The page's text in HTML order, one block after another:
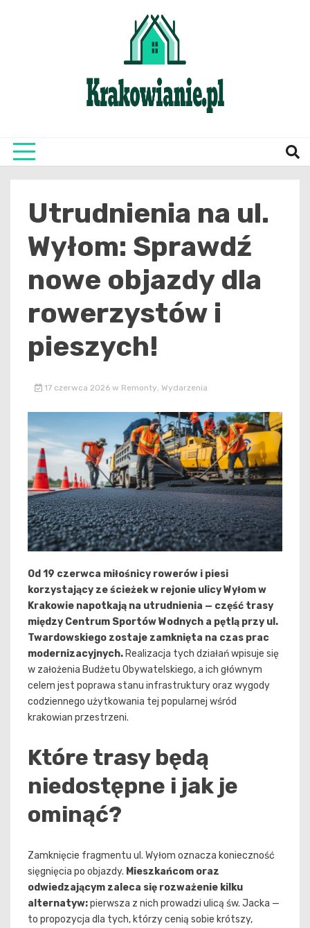
Utrudnienia na ul.
Wyłom: Sprawdź
nowe objazdy dla
rowerzystów i
pieszych!
17 czerwca 2026 w Remonty, Wydarzenia
Od 19 czerwca miłośnicy rowerów i piesi
korzystający ze ścieżek w rejonie ulicy Wyłom w
Krakowie napotkają na utrudnienia — część trasy
między Centrum Sportów Wodnych a pętlą przy ul.
Twardowskiego zostaje zamknięta na czas prac
modernizacyjnych. Realizacja tych działań wpisuje się
w założenia Budżetu Obywatelskiego, a ich głównym
celem jest poprawa stanu infrastruktury oraz wygody
codziennego użytkowania tej popularnej wśród
krakowian przestrzeni.
Które trasy będą
niedostępne i jak je
ominąć?
Zamknięcie fragmentu ul. Wyłom oznacza konieczność
sięgnięcia po objazdy. Mieszkańcom oraz
odwiedzającym zaleca się rozważenie kilku
alternatyw:pierwsza z nich prowadzi ulicą św. Jacka —
to propozycja dla tych, którzy cenią sobie krótszy,